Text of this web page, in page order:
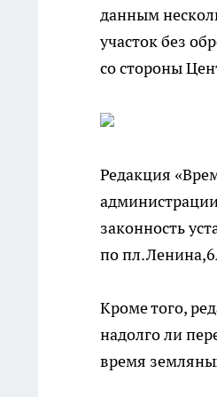
данным
участок без
со стороны
Редакция
законность
по
Кроме того,
надолго ли
время